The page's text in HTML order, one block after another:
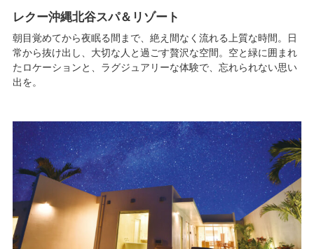
レクー沖縄北谷スパ＆リゾート
朝目覚めてから夜眠る間まで、絶え間なく流れる上質な時間。日
常から抜け出し、大切な人と過ごす贅沢な空間。空と緑に囲まれ
たロケーションと、ラグジュアリーな体験で、忘れられない思い
出を。